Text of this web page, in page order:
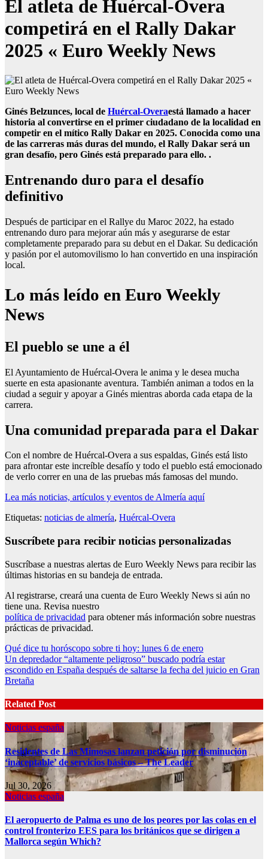
El atleta de Huércal-Overa
competirá en el Rally Dakar
2025 « Euro Weekly News
Ginés Belzunces, local de Huércal-Overaestá llamado a hacer
historia al convertirse en el primer ciudadano de la localidad en
competir en el mítico Rally Dakar en 2025. Conocida como una
de las carreras más duras del mundo, el Rally Dakar será un
gran desafío, pero Ginés está preparado para ello. .
Entrenando duro para el desafío
definitivo
Después de participar en el Rallye du Maroc 2022, ha estado
entrenando duro para mejorar aún más y asegurarse de estar
completamente preparado para su debut en el Dakar. Su dedicación
y pasión por el automovilismo lo han convertido en una inspiración
local.
Lo más leído en Euro Weekly
News
El pueblo se une a él
El Ayuntamiento de Huércal-Overa le anima y le desea mucha
suerte en esta apasionante aventura. También animan a todos en la
ciudad a seguir y apoyar a Ginés mientras aborda cada etapa de la
carrera.
Una comunidad preparada para el Dakar
Con el nombre de Huércal-Overa a sus espaldas, Ginés está listo
para afrontar este increíble desafío y todo el pueblo está emocionado
de verlo correr en una de las pruebas más famosas del mundo.
Lea más noticias, artículos y eventos de Almería aquí
Etiquetas: noticias de almería, Huércal-Overa
Suscríbete para recibir noticias personalizadas
Suscríbase a nuestras alertas de Euro Weekly News para recibir las
últimas historias en su bandeja de entrada.
Al registrarse, creará una cuenta de Euro Weekly News si aún no
tiene una. Revisa nuestro
política de privacidad para obtener más información sobre nuestras
prácticas de privacidad.
Post
navigation
Qué dice tu horóscopo sobre ti hoy: lunes 6 de enero
Un depredador “altamente peligroso” buscado podría estar
escondido en España después de saltarse la fecha del juicio en Gran
Bretaña
Related Post
Noticias españa
Residentes de Las Mimosas lanzan petición por disminución
‘inaceptable’ de servicios básicos – The Leader
Jul 30, 2026
Noticias españa
El aeropuerto de Palma es uno de los peores por las colas en el
control fronterizo EES para los británicos que se dirigen a
Mallorca según Which?